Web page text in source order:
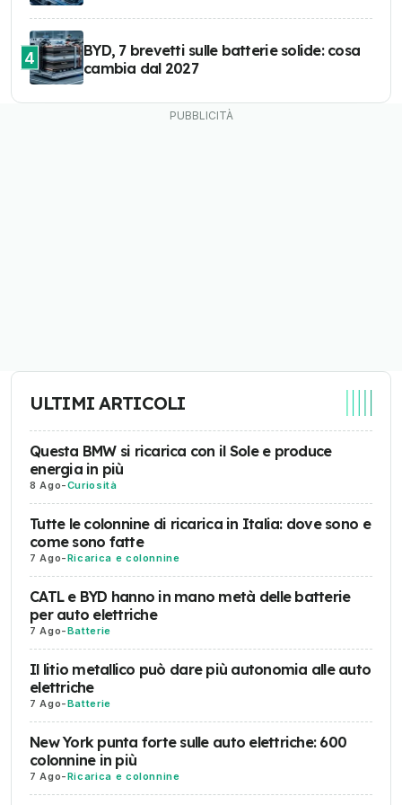
4
BYD, 7 brevetti sulle batterie solide: cosa
cambia dal 2027
ULTIMI ARTICOLI
Questa BMW si ricarica con il Sole e produce
energia in più
8 Ago-Curiosità
Tutte le colonnine di ricarica in Italia: dove sono e
come sono fatte
7 Ago-Ricarica e colonnine
CATL e BYD hanno in mano metà delle batterie
per auto elettriche
7 Ago-Batterie
Il litio metallico può dare più autonomia alle auto
elettriche
7 Ago-Batterie
New York punta forte sulle auto elettriche: 600
colonnine in più
7 Ago-Ricarica e colonnine